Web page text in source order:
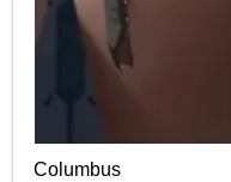
Columbus